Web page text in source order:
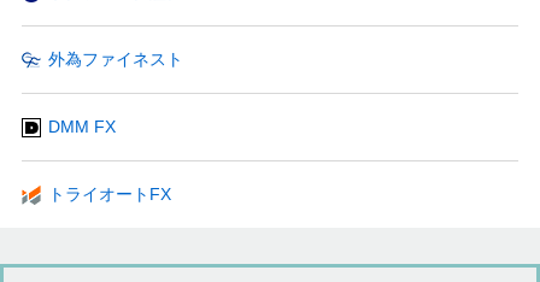
外為ファイネスト
DMM FX
トライオートFX